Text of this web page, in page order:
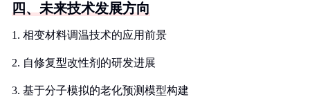
四、未来技术发展方向
1. 相变材料调温技术的应用前景
2. 自修复型改性剂的研发进展
3. 基于分子模拟的老化预测模型构建